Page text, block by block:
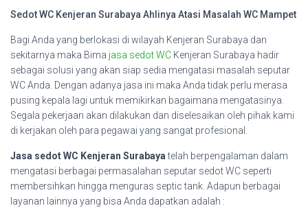
Sedot WC Kenjeran Surabaya Ahlinya Atasi Masalah WC Mampet
Bagi Anda yang berlokasi di wilayah Kenjeran Surabaya dan
sekitarnya maka Bima jasa sedot WC Kenjeran Surabaya hadir
sebagai solusi yang akan siap sedia mengatasi masalah seputar
WC Anda. Dengan adanya jasa ini maka Anda tidak perlu merasa
pusing kepala lagi untuk memikirkan bagaimana mengatasinya.
Segala pekerjaan akan dilakukan dan diselesaikan oleh pihak kami
di kerjakan oleh para pegawai yang sangat profesional.
Jasa sedot WC Kenjeran Surabayatelah berpengalaman dalam
mengatasi berbagai permasalahan seputar sedot WC seperti
membersihkan hingga menguras septic tank. Adapun berbagai
layanan lainnya yang bisa Anda dapatkan adalah :